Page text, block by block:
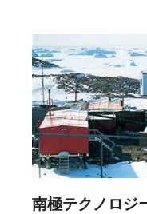
南極テクノロ